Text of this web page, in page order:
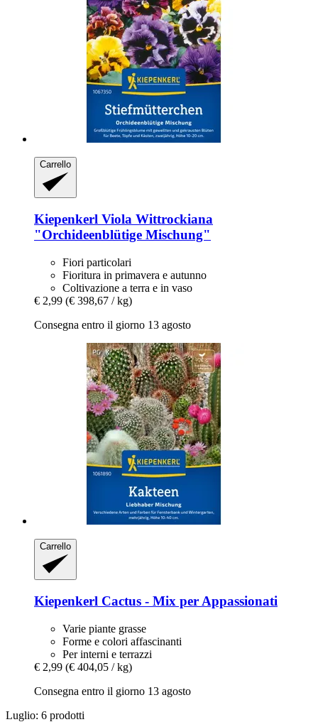
Carrello
Kiepenkerl Viola Wittrockiana
"Orchideenblütige Mischung"
Fiori particolari
Fioritura in primavera e autunno
Coltivazione a terra e in vaso
€ 2,99 (€ 398,67 / kg)
Consegna entro il giorno 13 agosto
Carrello
Kiepenkerl Cactus -​ Mix per Appassionati
Varie piante grasse
Forme e colori affascinanti
Per interni e terrazzi
€ 2,99 (€ 404,05 / kg)
Consegna entro il giorno 13 agosto
Luglio: 6 prodotti